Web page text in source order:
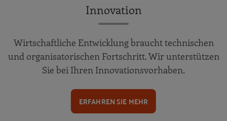
Innovation
Wirtschaftliche Entwicklung braucht technischen
und organisatorischen Fortschritt. Wir unterstützen
Sie bei Ihren Innovationsvorhaben.
ERFAHREN SIE MEHR